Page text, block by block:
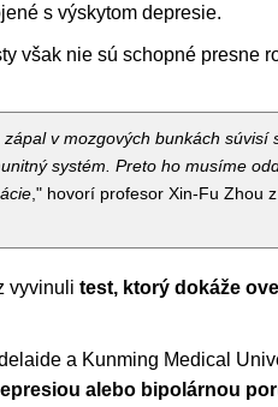
s výskytom depresie.
však nie sú schopné presne
v mozgových bunkách súvisí
systém. Preto ho musíme
," hovorí profesor Xin-Fu Zhou
vyvinuli test, ktorý dokáže
a Kunming Medical
alebo bipolárnou